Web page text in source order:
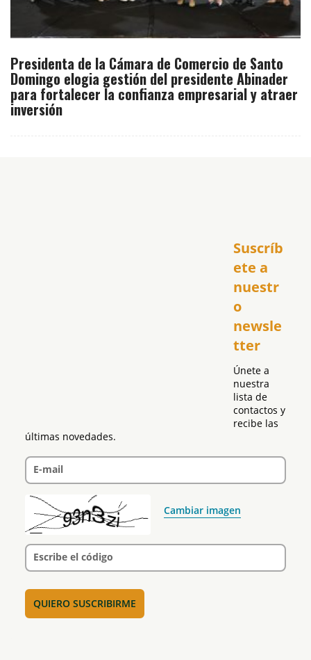
Presidenta de la Cámara de Comercio de Santo
Domingo elogia gestión del presidente Abinader
para fortalecer la confianza empresarial y atraer
inversión
Suscríb
ete a
nuestr
o
newsle
tter
Únete a
nuestra
lista de
contactos y
recibe las
últimas novedades.
E-mail
Cambiar imagen
Escribe el código